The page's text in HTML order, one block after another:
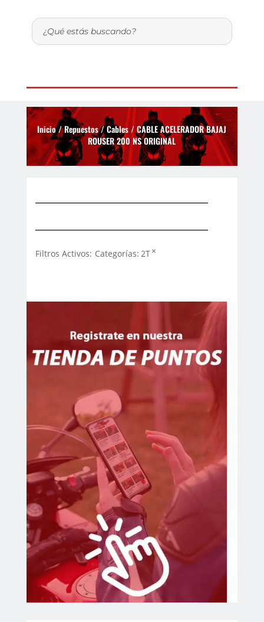
Inicio/Repuestos/Cables / CABLE ACELERADOR BAJAJ
ROUSER 200 NS ORIGINAL
Filtros Activos: Categorías: 2T×